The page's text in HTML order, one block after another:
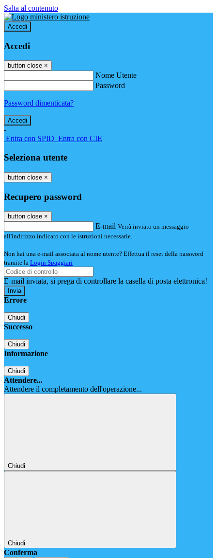
Salta al contenuto
Accedi
Accedi
button close ×
Nome Utente
Password
Password dimenticata?
-
Entra con SPID Entra con CIE
Seleziona utente
button close ×
Recupero password
button close ×
E-mail Verrà inviato un messaggio
all'indirizzo indicato con le istruzioni necessarie.
Non hai una e-mail associata al nome utente? Effettua il reset della password
tramite la Login Spaggiari
E-mail inviata, si prega di controllare la casella di posta elettronica!
Errore
Chiudi
Successo
Chiudi
Informazione
Chiudi
Attendere...
Attendere il completamento dell'operazione...
Chiudi
Chiudi
Conferma